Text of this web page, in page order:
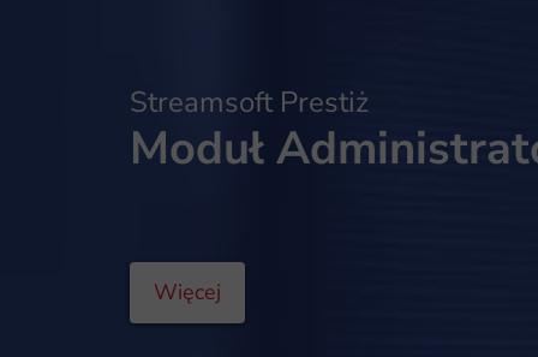
Streamsoft Prestiż
Moduł
Więcej